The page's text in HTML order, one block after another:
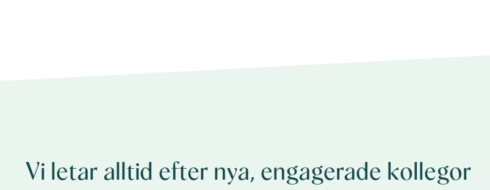
Vi letar alltid efter nya, engagerade kollegor